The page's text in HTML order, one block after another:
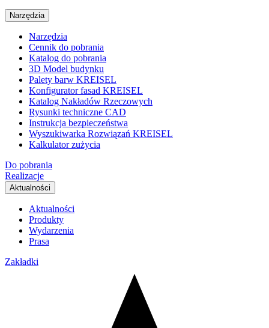
Narzędzia
Narzędzia
Cennik do pobrania
Katalog do pobrania
3D Model budynku
Palety barw KREISEL
Konfigurator fasad KREISEL
Katalog Nakładów Rzeczowych
Rysunki techniczne CAD
Instrukcja bezpieczeństwa
Wyszukiwarka Rozwiązań KREISEL
Kalkulator zużycia
Do pobrania
Realizacje
Aktualności
Aktualności
Produkty
Wydarzenia
Prasa
Zakładki